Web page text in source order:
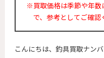
※買取価格は季節や年数
で、参考としてご確認
こんにちは、釣具買取ナンバ